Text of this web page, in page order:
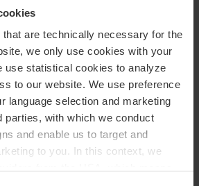
are technically necessary for the
we only use cookies with your
use statistical cookies to analyze
to our website. We use preference
language selection and marketing
parties, with which we conduct
and enable us to target and
to you. In this context, we
för att skicka skräppost, reklam
kommunikation.
störa portalens funktioner, säkerhet
att inte hjälpa någon tredje part att
BDO förbehåller sig rätten att
avstängning eller radering av
otillåten användning.